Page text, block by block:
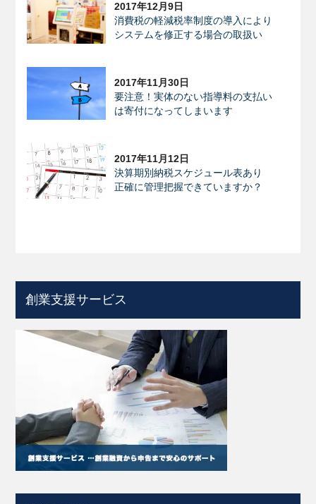
2017年12月9日
消費税の軽減税率制度の導入により
システムを修正する場合の取扱い
2017年11月30日
要注意！実体のない指導料の支払い
は寄付になってしまいます
2017年11月12日
決算期別納税スケジュール表あり
正確に管理把握できていますか？
創業支援サービス